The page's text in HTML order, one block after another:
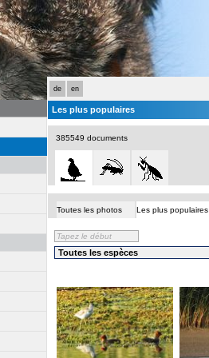
de en
Les plus populaires
385549 documents
Toutes les photos Les plus populaires